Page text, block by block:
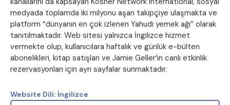
medyada toplamda iki milyonu aşan takipçiye ulaşmakta ve
platform “dünyanın en çok izlenen Yahudi yemek ağı” olarak
tanıtılmaktadır. Web sitesi yalnızca İngilizce hizmet
vermekte olup, kullanıcılara haftalık ve günlük e-bülten
abonelikleri, kitap satışları ve Jamie Geller’in canlı etkinlik
rezervasyonları için ayrı sayfalar sunmaktadır.
Website Dili: İngilizce